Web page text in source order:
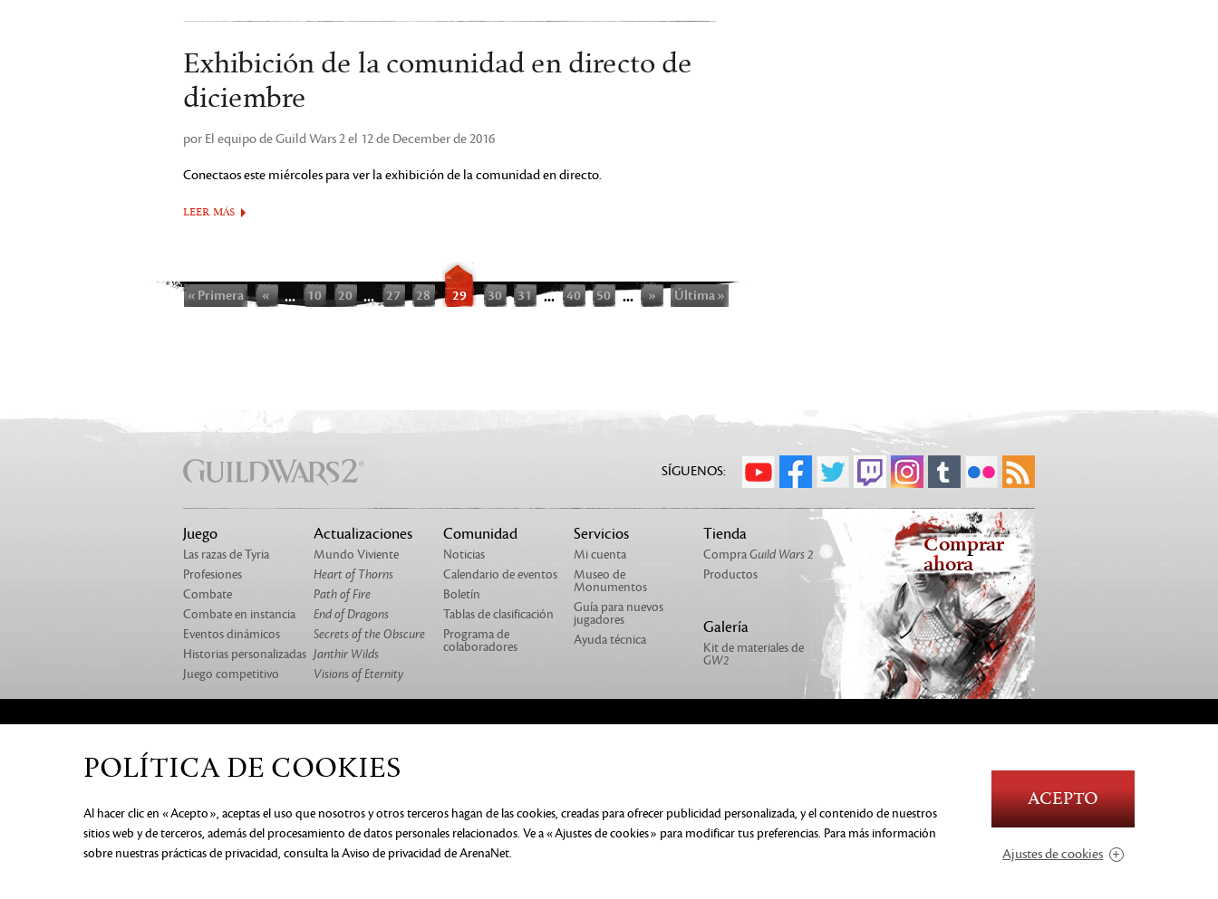
Exhibición de la comunidad en directo de
diciembre
por El equipo de Guild Wars 2 el 12 de December de 2016
Conectaos este miércoles para ver la exhibición de la comunidad en directo.
LEER MÁS
« Primera « ... 10 20 ... 27 28 29 30 31 ... 40 50 ... » Última »
SÍGUENOS:
Juego
Las razas de Tyria
Profesiones
Combate
Combate en instancia
Eventos dinámicos
Historias personalizadas
Juego competitivo
Actualizaciones
Mundo Viviente
Heart of Thorns
Path of Fire
End of Dragons
Secrets of the Obscure
Janthir Wilds
Visions of Eternity
Comunidad
Noticias
Calendario de eventos
Boletín
Tablas de clasificación
Programa de
colaboradores
Servicios
Mi cuenta
Museo de
Monumentos
Guía para nuevos
jugadores
Ayuda técnica
Tienda
CompraGuild Wars 2
Productos
Galería
Kit de materiales de
GW2
Comprar
ahora
SOBRE NOSOTROS NUESTROS JUEGOS CARRERA
AVISO DE PRIVACIDAD DOCUMENTOS LEGALES
NO VENDER NI COMPARTIR MI INFORMACIÓN
PERSONAL
PREFERENCIAS DE COOKIES
©2026 ArenaNet, LLC. Reservados todos los derechos. Todas las marcas comerciales son propiedad de sus
Blood and Gore
Language
Use of Alcohol
In-Game Purchases
POLÍTICA DE COOKIES
Al hacer clic en «Acepto», aceptas el uso que nosotros y otros terceros hagan de las cookies, creadas para ofrecer publicidad personalizada, y el contenido de nuestros
sitios web y de terceros, además del procesamiento de datos personales relacionados. Ve a «Ajustes de cookies» para modificar tus preferencias. Para más información
sobre nuestras prácticas de privacidad, consulta la Aviso de privacidad de ArenaNet.
ACEPTO
Ajustes de cookies